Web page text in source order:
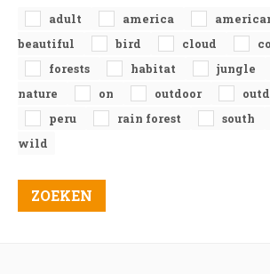
adult america
beautiful
bird cloud
forests
habitat jungle
nature
on outdoor
peru
rain forest south
wild